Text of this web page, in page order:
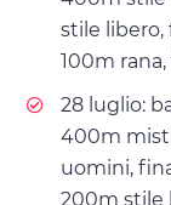
stile
100m
28 luglio:
400m
uomini,
200m stile